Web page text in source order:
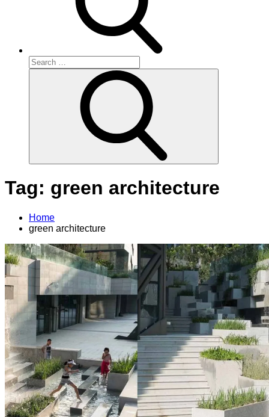
Search
for:
Tag: green architecture
Home
green architecture